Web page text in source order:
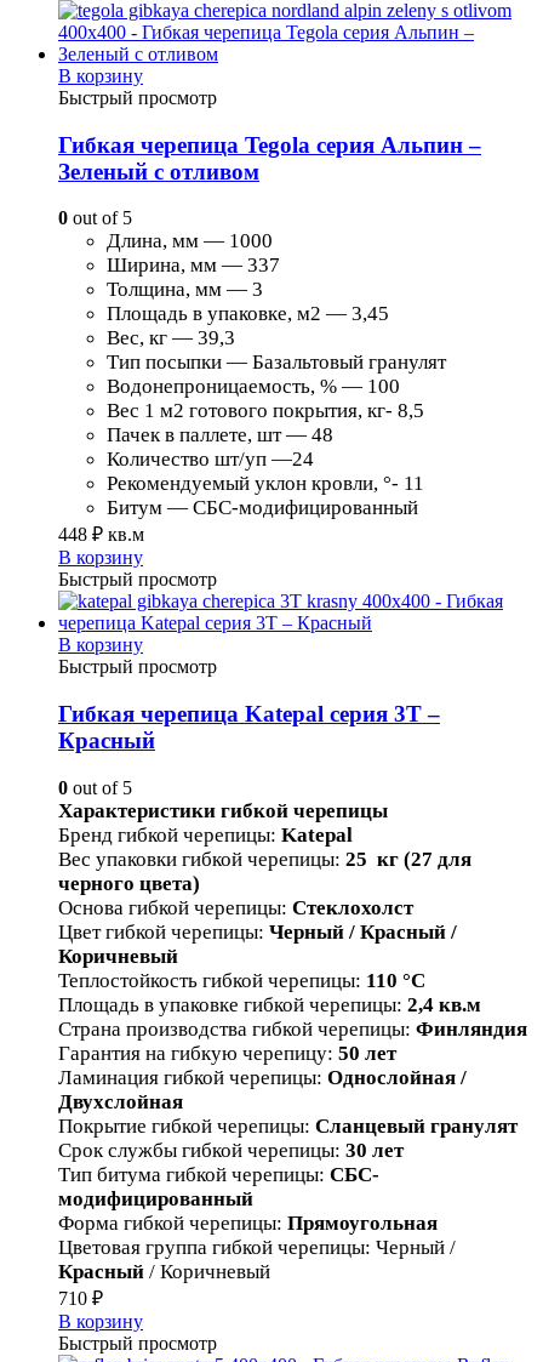
В корзину
Быстрый просмотр
Гибкая черепица Tegola серия Альпин –
Зеленый с отливом
0 out of 5
Длина, мм — 1000
Ширина, мм — 337
Толщина, мм — 3
Площадь в упаковке, м2 — 3,45
Вес, кг — 39,3
Тип посыпки — Базальтовый гранулят
Водонепроницаемость, % — 100
Вес 1 м2 готового покрытия, кг- 8,5
Пачек в паллете, шт — 48
Количество шт/уп —24
Рекомендуемый уклон кровли, °- 11
Битум — СБС-модифицированный
448 ₽ кв.м
В корзину
Быстрый просмотр
В корзину
Быстрый просмотр
Гибкая черепица Katepal серия 3T –
Красный
0 out of 5
Характеристики гибкой черепицы
Бренд гибкой черепицы: Katepal
Вес упаковки гибкой черепицы: 25 кг (27 для
черного цвета)
Основа гибкой черепицы: Стеклохолст
Цвет гибкой черепицы: Черный / Красный /
Коричневый
Теплостойкость гибкой черепицы: 110 °С
Площадь в упаковке гибкой черепицы: 2,4 кв.м
Страна производства гибкой черепицы: Финляндия
Гарантия на гибкую черепицу: 50 лет
Ламинация гибкой черепицы: Однослойная /
Двухслойная
Покрытие гибкой черепицы: Сланцевый гранулят
Срок службы гибкой черепицы: 30 лет
Тип битума гибкой черепицы: СБС-
модифицированный
Форма гибкой черепицы: Прямоугольная
Цветовая группа гибкой черепицы: Черный /
Красный / Коричневый
710 ₽
В корзину
Быстрый просмотр